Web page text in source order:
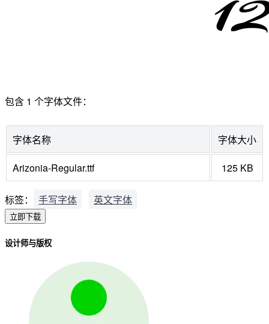
包含 1 个字体文件：
字体名称 字体大小
Arizonia-Regular.ttf 125 KB
标签： 手写字体 英文字体
立即下载
设计师与版权